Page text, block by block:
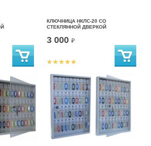
КЛЮЧНИЦА НКЛС-20 СО
СТЕКЛЯННОЙ ДВЕРКОЙ
3 000 ₽